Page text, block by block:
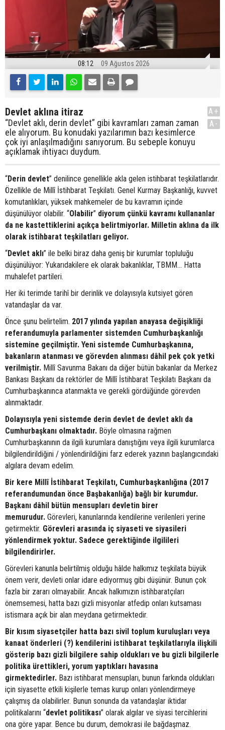
08:12 09 Ağustos 2026
Devlet aklına itiraz
“Devlet aklı, derin devlet” gibi kavramları zaman zaman
ele alıyorum. Bu konudaki yazılarımın bazı kesimlerce
çok iyi anlaşılmadığını sanıyorum. Bu sebeple konuyu
açıklamak ihtiyacı duydum.
A+
A-
“Derin devlet” denilince genellikle akla gelen istihbarat teşkilatlarıdır.
Özellikle de Millî İstihbarat Teşkilatı. Genel Kurmay Başkanlığı, kuvvet
komutanlıkları, yüksek mahkemeler de bu kavramın içinde
düşünülüyor olabilir. “Olabilir” diyorum çünkü kavramı kullananlar
da ne kastettiklerini açıkça belirtmiyorlar. Milletin aklına da ilk
olarak istihbarat teşkilatları geliyor.
“Devlet aklı” ile belki biraz daha geniş bir kurumlar topluluğu
düşünülüyor: Yukarıdakilere ek olarak bakanlıklar, TBMM… Hatta
muhalefet partileri.
Her iki terimde tarihî bir derinlik ve dolayısıyla kutsiyet gören
vatandaşlar da var.
Önce şunu belirtelim. 2017 yılında yapılan anayasa değişikliği
referandumuyla parlamenter sistemden Cumhurbaşkanlığı
sistemine geçilmiştir. Yeni sistemde Cumhurbaşkanına,
bakanların atanması ve görevden alınması dâhil pek çok yetki
verilmiştir. Millî Savunma Bakanı da diğer bütün bakanlar da Merkez
Bankası Başkanı da rektörler de Millî İstihbarat Teşkilatı Başkanı da
Cumhurbaşkanınca atanmakta ve gerekli gördüğünde görevden
alınmaktadır.
Dolayısıyla yeni sistemde derin devlet de devlet aklı da
Cumhurbaşkanı olmaktadır. Böyle olmasına rağmen
Cumhurbaşkanının da ilgili kurumlara danıştığını veya ilgili kurumlarca
bilgilendirildiğini / yönlendirildiğini farz ederek yazının başlangıcındaki
algılara devam edelim.
Bir kere Millî İstihbarat Teşkilatı, Cumhurbaşkanlığına (2017
referandumundan önce Başbakanlığa) bağlı bir kurumdur.
Başkanı dâhil bütün mensupları devletin birer
memurudur. Görevleri, kanunlarında kendilerine verilenleri yerine
getirmektir. Görevleri arasında iç siyaseti ve siyasileri
yönlendirmek yoktur. Sadece gerektiğinde ilgilileri
bilgilendirirler.
Görevleri kanunla belirtilmiş olduğu hâlde halkımız teşkilata büyük
önem verir, devleti onlar idare ediyormuş gibi düşünür. Bunun çok
fazla bir zararı olmayabilir. Ancak halkımızın istihbaratçıları
önemsemesi, hatta bazı gizli misyonlar atfedip onları kutsaması
istismara açık bir alan meydana getirmektedir.
Bir kısım siyasetçiler hatta bazı sivil toplum kuruluşları veya
kanaat önderleri (?) kendilerini istihbarat teşkilatlarıyla ilişkili
gösterip bazı gizli bilgilere sahip oldukları ve bu gizli bilgilerle
politika ürettikleri, yorum yaptıkları havasına
girmektedirler. Bazı istihbarat mensupları, bunun farkında oldukları
için siyasette etkili kişilerle temas kurup onları yönlendirmeye
çalışmış da olabilirler. Bunun sonunda da vatandaşlar iktidar
politikalarını “devlet politikası” olarak algılar ve siyasi tercihlerini
ona göre yapar. Bence bu durum, demokrasi ile bağdaşmaz.